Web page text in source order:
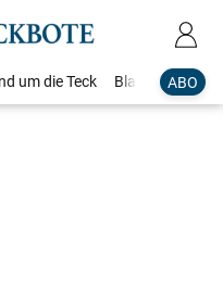
ABO
um die Teck Blaulicht